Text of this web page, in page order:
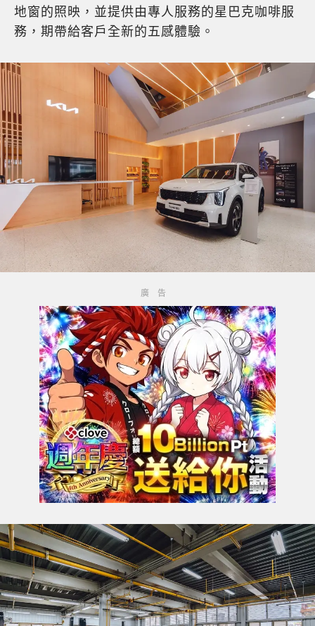
地窗的照映，並提供由專人服務的星巴克咖啡服
務，期帶給客戶全新的五感體驗。